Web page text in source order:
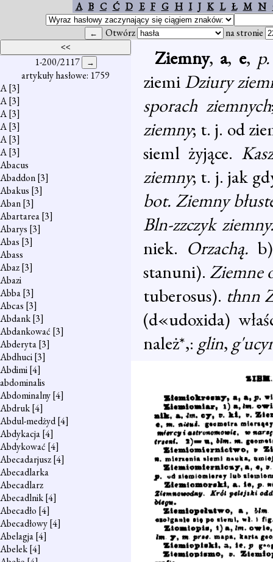
A B C Ć D E F G H I J K L Ł M N
Otwórz na stronie
1-200/2117
artykuły hasłowe: 1759
A[3]
A[3]
A[3]
A[3]
A[3]
A[3]
Abacus
Abaddon[3]
Abakus [3]
Aban[3]
Abartarea[3]
Abarys [3]
Abas [3]
Abass
Abaz[3]
Abazi
Abba[3]
Abcas [3]
Abdank[3]
Abdankować [3]
Abderyta[3]
Abdhuci[3]
Abdimi[4]
abdominalis
Abdominalny[4]
Abdruk[4]
Abdul-medżyd[4]
Abdykacja[4]
Abdykować [4]
Abecadarjusz[4]
Abecadlarka
Abecadlarz
Abecadlnik[4]
Abecadło [4]
Abecadłowy[4]
Abelagja[4]
Abelek[4]
Ziemny, a, e,
ziemi Dziury
sporach ziemnych
ziemny; t. j. od
sieml żyjące.
ziemny; t. j. jak
bot. Ziemny
Bln-zzczyk
niek. Orzachą.
stanuni). Ziemne
tuberosus). thnn
(d«udoxida)
należ*,: glin,